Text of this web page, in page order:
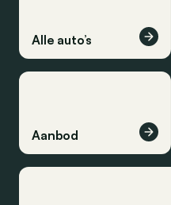
Alle auto’s
Aanbod